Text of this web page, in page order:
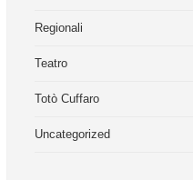
Regionali
Teatro
Totò Cuffaro
Uncategorized